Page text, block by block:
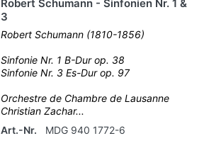
Robert Schumann - Sinfonien Nr. 1 &
3
Robert Schumann (1810-1856)
Sinfonie Nr. 1 B-Dur op. 38
Sinfonie Nr. 3 Es-Dur op. 97
Orchestre de Chambre de Lausanne
Christian Zachar...
Art.-Nr.
MDG 940 1772-6